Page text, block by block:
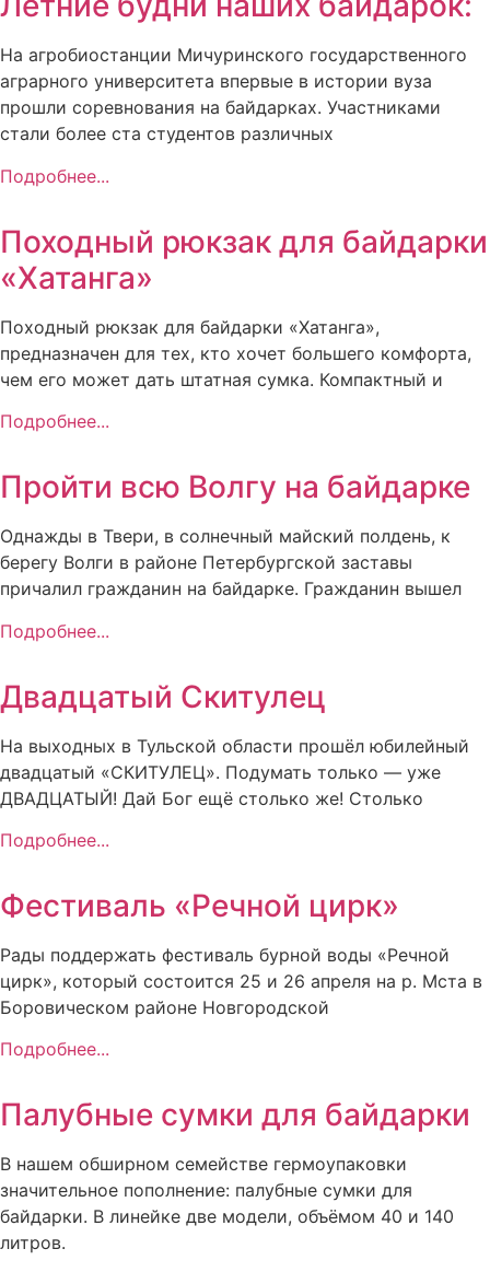
На агробиостанции Мичуринского государственного
аграрного университета впервые в истории вуза
прошли соревнования на байдарках. Участниками
стали более ста студентов различных
Подробнее...
Походный рюкзак для байдарки
«Хатанга»
Походный рюкзак для байдарки «Хатанга»,
предназначен для тех, кто хочет большего комфорта,
чем его может дать штатная сумка. Компактный и
Подробнее...
Пройти всю Волгу на байдарке
Однажды в Твери, в солнечный майский полдень, к
берегу Волги в районе Петербургской заставы
причалил гражданин на байдарке. Гражданин вышел
Подробнее...
Двадцатый Скитулец
На выходных в Тульской области прошёл юбилейный
двадцатый «СКИТУЛЕЦ». Подумать только — уже
ДВАДЦАТЫЙ! Дай Бог ещё столько же! Столько
Подробнее...
Фестиваль «Речной цирк»
Рады поддержать фестиваль бурной воды «Речной
цирк», который состоится 25 и 26 апреля на р. Мста в
Боровическом районе Новгородской
Подробнее...
Палубные сумки для байдарки
В нашем обширном семействе гермоупаковки
значительное пополнение: палубные сумки для
байдарки. В линейке две модели, объёмом 40 и 140
литров.